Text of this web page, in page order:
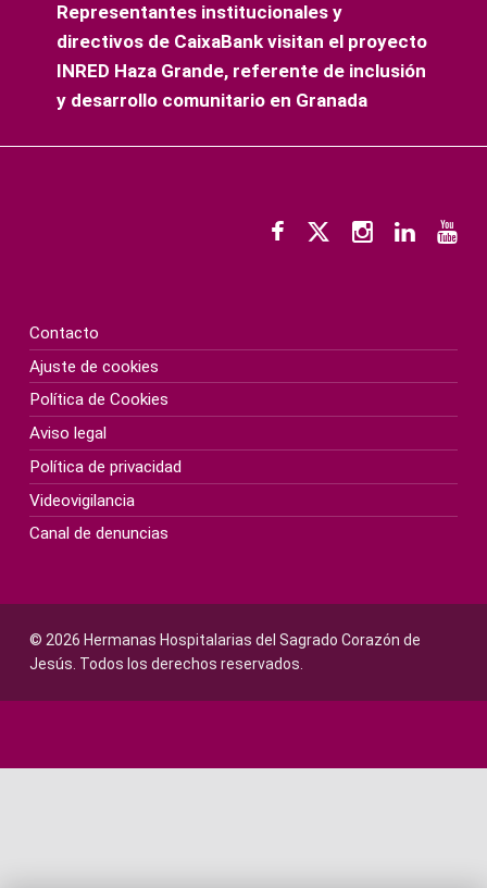
Representantes institucionales y
directivos de CaixaBank visitan el proyecto
INRED Haza Grande, referente de inclusión
y desarrollo comunitario en Granada
Contacto
Ajuste de cookies
Política de Cookies
Aviso legal
Política de privacidad
Videovigilancia
Canal de denuncias
© 2026 Hermanas Hospitalarias del Sagrado Corazón de
Jesús. Todos los derechos reservados.